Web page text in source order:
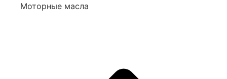
Моторные масла